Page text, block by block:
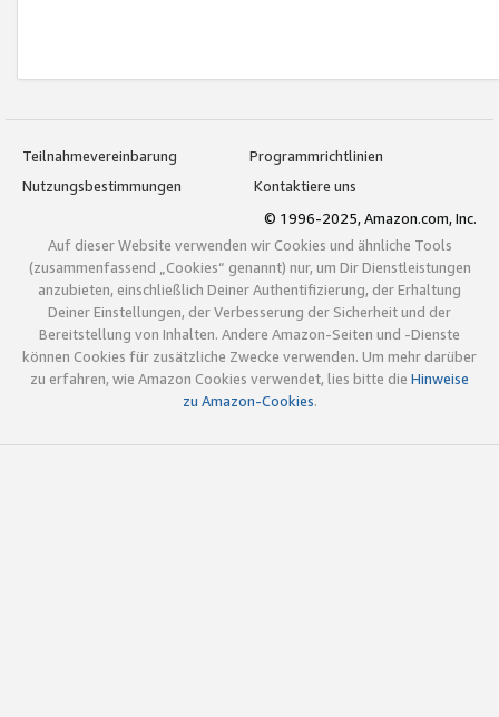
Teilnahmevereinbarung
Programmrichtlinien
Nutzungsbestimmungen
Kontaktiere uns
© 1996-2025, Amazon.com, Inc.
Auf dieser Website verwenden wir Cookies und ähnliche Tools
(zusammenfassend „Cookies“ genannt) nur, um Dir Dienstleistungen
anzubieten, einschließlich Deiner Authentifizierung, der Erhaltung
Deiner Einstellungen, der Verbesserung der Sicherheit und der
Bereitstellung von Inhalten. Andere Amazon-Seiten und -Dienste
können Cookies für zusätzliche Zwecke verwenden. Um mehr darüber
zu erfahren, wie Amazon Cookies verwendet, lies bitte die Hinweise
zu Amazon-Cookies.